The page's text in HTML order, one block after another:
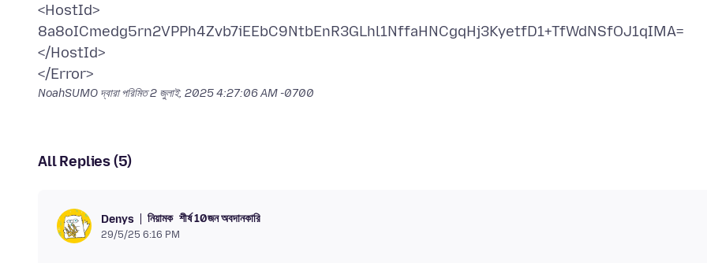
<HostId>
8a8oICmedg5rn2VPPh4Zvb7iEEbC9NtbEnR3GLhl1NffaHNCgqHj3KyetfD1+TfWdNSfOJ1qIMA=
</HostId>
NoahSUMO দ্বারা পরিমিত2 জুলাই, 2025 4:27:06 AM -0700
All Replies (5)
Denys নিয়ামক শীর্ষ 10জন অবদানকারি
29/5/25 6:16 PM